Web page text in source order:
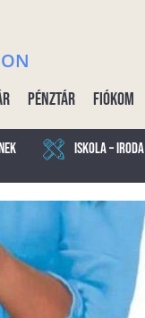
Pénztár Fiókom
Iskola – Iroda